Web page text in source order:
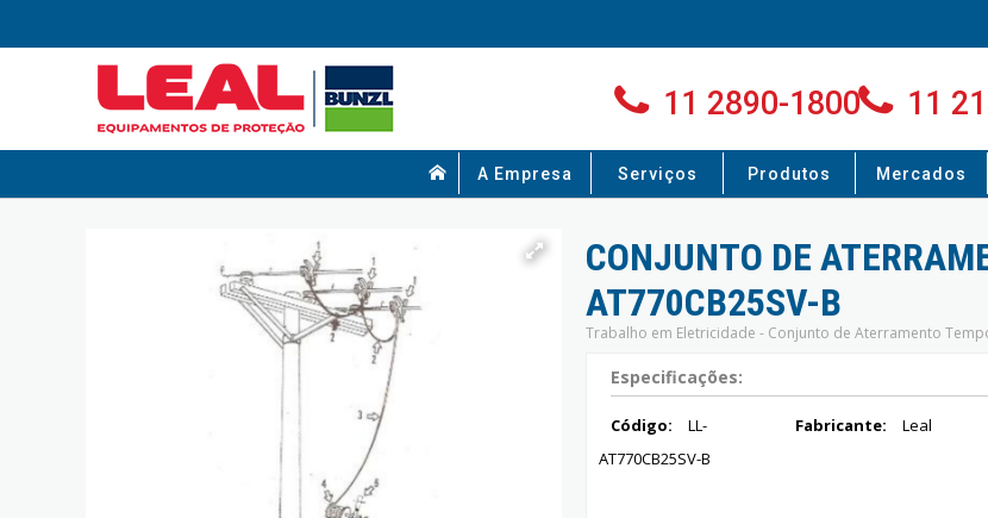
11 2890-1800 11
A Empresa Serviços Produtos Mercados
CONJUNTO DE
AT770CB25SV-B
Trabalho em Eletricidade - Conjunto de Aterramento
Especificações:
Código:
LL-
AT770CB25SV-B
Fabricante: Leal